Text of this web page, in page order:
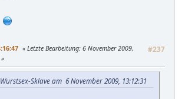
#237
Letzte Bearbeitung: 6 November 2009,
Sklave am 6 November 2009, 13:12:31